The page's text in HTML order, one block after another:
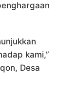
kami,”
Desa